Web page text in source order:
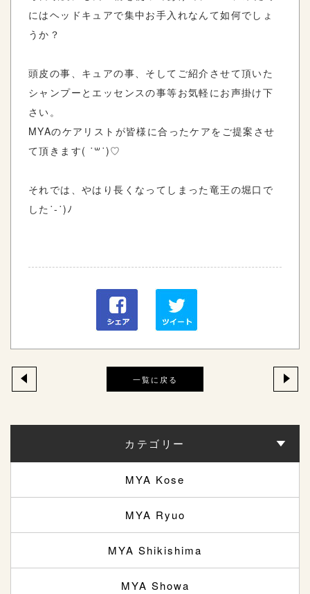
にはヘッドキュアで集中お手入れなんて如何でしょ
うか？
頭皮の事、キュアの事、そしてご紹介させて頂いた
シャンプーとエッセンスの事等お気軽にお声掛け下
さい。
MYAのケアリストが皆様に合ったケアをご提案させ
て頂きます( ˙꒳​˙)♡
それでは、やはり長くなってしまった竜王の堀口で
した˙-˙)ﾉ
一覧に戻る
カテゴリー
MYA Kose
MYA Ryuo
MYA Shikishima
MYA Showa